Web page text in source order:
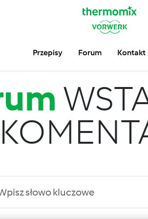
Przepisy Forum Kontakt